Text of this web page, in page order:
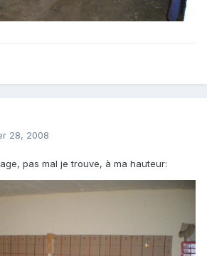
28, 2008
pas mal je trouve, à ma hauteur: